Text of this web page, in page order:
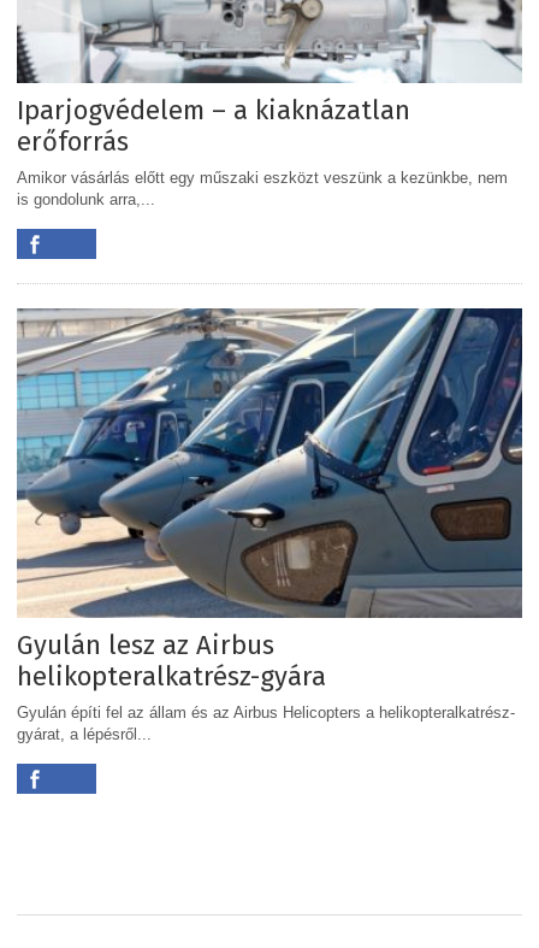
Iparjogvédelem – a kiaknázatlan
erőforrás
Amikor vásárlás előtt egy műszaki eszközt veszünk a kezünkbe, nem
is gondolunk arra,...
Gyulán lesz az Airbus
helikopteralkatrész-gyára
Gyulán építi fel az állam és az Airbus Helicopters a helikopteralkatrész-
gyárat, a lépésről...